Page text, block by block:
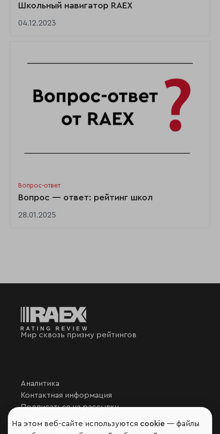
Школьный навигатор RAEX
04.12.2023
Вопрос-ответ
Вопрос — ответ: рейтинг школ
28.01.2025
Мир сквозь призму рейтингов
Аналитика
Контактная информация
Подписаться на рассылку
Обратная связь
Участники рэнкингов
На этом веб-сайте используются cookie — файлы